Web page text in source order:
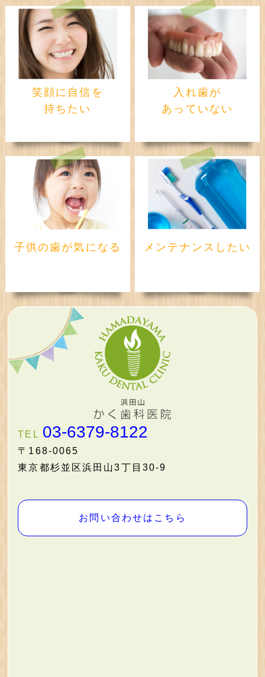
笑顔に自信を
持ちたい
入れ歯が
あっていない
子供の歯が気になる メンテナンスしたい
TEL 03-6379-8122
〒168-0065
東京都杉並区浜田山3丁目30-9
お問い合わせはこちら